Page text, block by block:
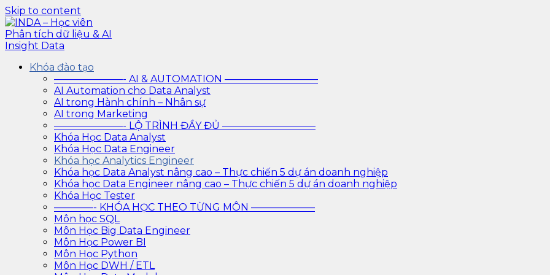
Skip to content
INDA – Học viên Phân tích dữ liệu & AI Insight Data
INDA – Học viện Đào tạo phân tích dữ liệu & AI chuyên sâu cho ngành ngân hàng – bảo hiểm – chứng khoán
trình với AI
Khóa đào tạo
———————- AI & AUTOMATION —————————–
AI Automation cho Data Analyst
AI trong Hành chính – Nhân sự
AI trong Marketing
———————- LỘ TRÌNH ĐẦY ĐỦ —————————–
Khóa Học Data Analyst
Khóa Học Data Engineer
Khóa học Analytics Engineer
Khóa học Data Analyst nâng cao – Thực chiến 5 dự án doanh nghiệp
Khóa học Data Engineer nâng cao – Thực chiến 5 dự án doanh nghiệp
Khóa Học Tester
————- KHÓA HỌC THEO TỪNG MÔN ——————–
Môn học SQL
Môn Học Big Data Engineer
Môn Học Power BI
Môn Học Python
Môn Học DWH / ETL